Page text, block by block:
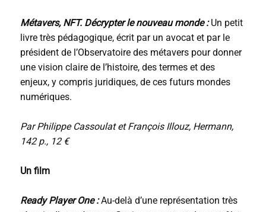
Métavers, NFT. Décrypter le nouveau monde :Un petit
livre très pédagogique, écrit par un avocat et par le
président de l’Observatoire des métavers pour donner
une vision claire de l’histoire, des termes et des
enjeux, y compris juridiques, de ces futurs mondes
numériques.
Par Philippe Cassoulat et François Illouz, Hermann,
142 p., 12 €
Un film
Ready Player One :Au-delà d’une représentation très